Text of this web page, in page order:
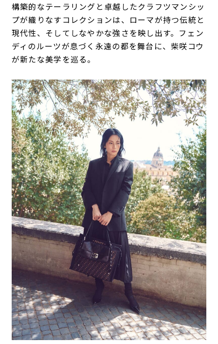
構築的なテーラリングと卓越したクラフツマンシッ
プが織りなすコレクションは、ローマが持つ伝統と
現代性、そしてしなやかな強さを映し出す。フェン
ディのルーツが息づく永遠の都を舞台に、柴咲コウ
が新たな美学を巡る。